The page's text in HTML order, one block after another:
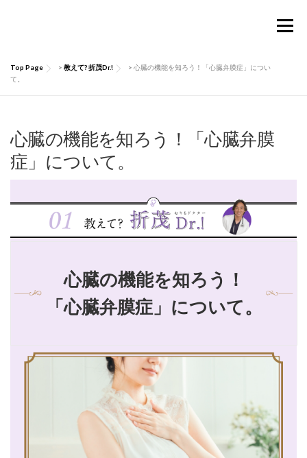
メニュー
お買い物ガイド 肌にいい話 Q&A
お問い合わせ マイページ
Top Page > 教えて? 折茂Dr.! > 心臓の機能を知ろう！「心臓弁膜症」につい
て。
心臓の機能を知ろう！「心臓弁膜
症」について。
心臓の機能を知ろう！
「心臓弁膜症」について。